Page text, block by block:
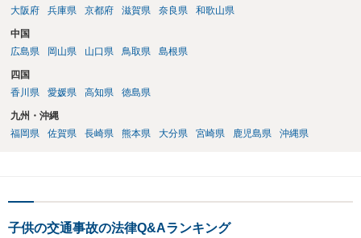
大阪府
兵庫県 京都府 滋賀県 奈良県 和歌山県
中国
広島県
岡山県 山口県 鳥取県 島根県
四国
香川県
愛媛県 高知県 徳島県
九州・沖縄
福岡県
佐賀県 長崎県 熊本県 大分県 宮崎県 鹿児島県 沖縄県
子供の交通事故の法律Q&Aランキング